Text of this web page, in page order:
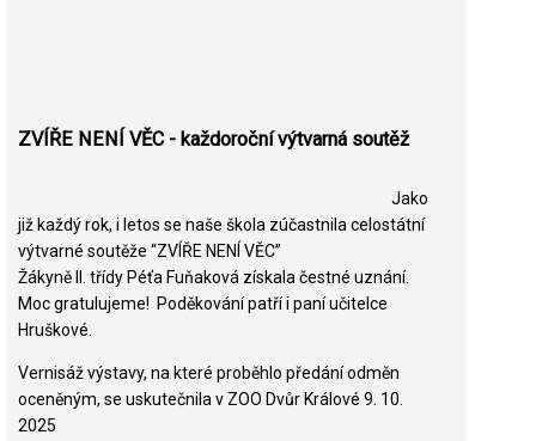
ZVÍŘE NENÍ VĚC - každoroční výtvarná soutěž
Jako
již každý rok, i letos se naše škola zúčastnila celostátní
výtvarné soutěže “ZVÍŘE NENÍ VĚC”
Žákyně II. třídy Péťa Fuňaková získala čestné uznání.
Moc gratulujeme! Poděkování patří i paní učitelce
Hruškové.
Vernisáž výstavy, na které proběhlo předání odměn
oceněným, se uskutečnila v ZOO Dvůr Králové 9. 10.
2025